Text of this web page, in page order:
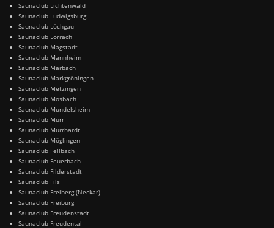
Saunaclub Lichtenwald
Saunaclub Ludwigsburg
Saunaclub Löchgau
Saunaclub Lörrach
Saunaclub Magstadt
Saunaclub Mannheim
Saunaclub Marbach
Saunaclub Markgröningen
Saunaclub Metzingen
Saunaclub Mosbach
Saunaclub Mundelsheim
Saunaclub Murr
Saunaclub Murrhardt
Saunaclub Möglingen
Saunaclub Fellbach
Saunaclub Feuerbach
Saunaclub Filderstadt
Saunaclub Fils
Saunaclub Freiberg (Neckar)
Saunaclub Freiburg
Saunaclub Freudenstadt
Saunaclub Freudental